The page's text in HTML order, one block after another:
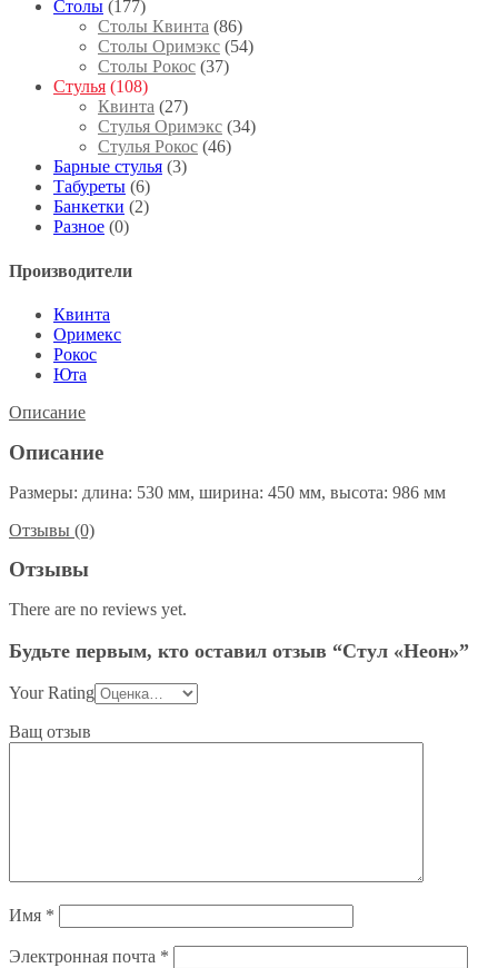
Столы (177)
Столы Квинта (86)
Столы Оримэкс (54)
Столы Рокос (37)
Стулья (108)
Квинта (27)
Стулья Оримэкс (34)
Стулья Рокос (46)
Барные стулья (3)
Табуреты (6)
Банкетки (2)
Разное (0)
Производители
Квинта
Оримекс
Рокос
Юта
Описание
Описание
Размеры: длина: 530 мм, ширина: 450 мм, высота: 986 мм
Отзывы (0)
Отзывы
There are no reviews yet.
Будьте первым, кто оставил отзыв “Стул «Неон»”
Your Rating
Ващ отзыв
Имя *
Электронная почта *